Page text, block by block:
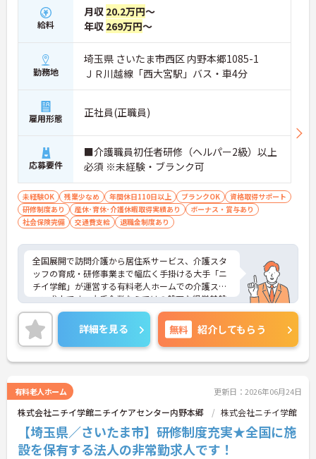
給料
月収 20.2万円～
年収 269万円～
勤務地
埼玉県 さいたま市西区 内野本郷1085-1
ＪＲ川越線「西大宮駅」バス・車4分
雇用形態 正社員(正職員)
応募要件
■介護職員初任者研修（ヘルパー2級）以上
必須 ※未経験・ブランク可
未経験OK 残業少なめ 年間休日110日以上 ブランクOK
資格取得サポート
研修制度あり
産休･育休･介護休暇取得実績あり
ボーナス・賞与あり
社会保険完備
交通費支給 退職金制度あり
全国展開で訪問介護から居住系サービス、介護スタ
ッフの育成・研修事業まで幅広く手掛ける大手「ニ
チイ学館」が運営する有料老人ホームでの介護スタ
ッフ求人です。大手企業ならではの盤石な経営基盤
と充実したコンプライアンス体制があり、未経験や
ブランクのある方でも基礎からしっかり学べる研修
制度やOJTが整っているため、20代や30代の方が着
実にキャリアアップを目指せる環境が大きな魅力で
す。資格手当や勤続年数に応じた手当、10歳から18
テージの変化に合わせて収入面を支える福利厚生が
網羅されている点も強みです。20代の若手から60代
のシニア世代まで幅広い年代が活躍しており、成長
意欲の高い方から、安定した環境で長く働き続けた
い40代・50代の方まで、誰もが安心して自分らしく
活躍できるおすすめの求人です。
詳細を見る 無料 紹介してもらう
有料老人ホーム 更新日：2026年06月24日
株式会社ニチイ学館ニチイケアセンター内野本郷 株式会社ニチイ学館
【埼玉県／さいたま市】研修制度充実★全国に施
設を保有する法人の非常勤求人です！